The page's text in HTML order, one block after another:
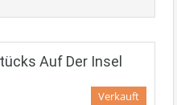
Auf Der Insel
Verkauft